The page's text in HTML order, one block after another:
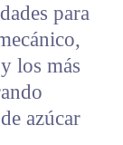
para
los más
azúcar